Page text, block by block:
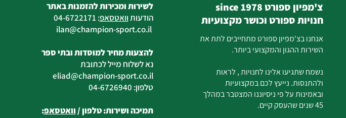
לשירות ומכירות להזמנות באתר
הודעותוואטסאפ:
04-6722171
ilan
@champion-sport.co.il
להצעות מחיר למוסדות ובתי ספר
נא לשלוח מייל לכתובת
eliad@champion-sport.co.il
טלפון: 04-6726940
תמיכה ושירות: טלפון /וואטסאפ:
צ'מפיון ספורט since 1978
חנויות ספורט וכושר מקצועיות
אנחנו בצ'מפיון ספורט מתחייבים לתת את
השירות ההגון והמקצועי ביותר.
נשמח שתגיעו אלינו לחנויות , לראות
ולהתנסות. נייעץ לכם במקצועיות
ובאמינות על פי ניסיוננו המצטבר במהלך
45 שנים שהעסק קיים.